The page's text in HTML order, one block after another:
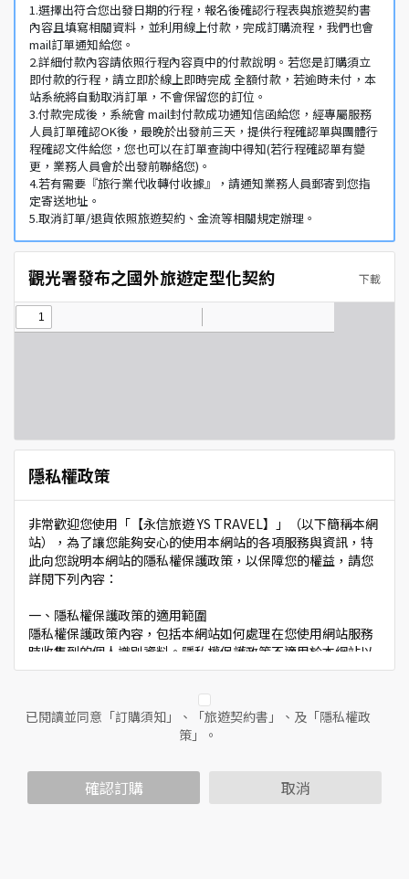
1.選擇出符合您出發日期的行程，報名後確認行程表與旅遊契約書
內容且填寫相關資料，並利用線上付款，完成訂購流程，我們也會
mail訂單通知給您。
2.詳細付款內容請依照行程內容頁中的付款說明。若您是訂購須立
即付款的行程，請立即於線上即時完成 全額付款，若逾時未付，本
站系統將自動取消訂單，不會保留您的訂位。
3.付款完成後，系統會 mail封付款成功通知信函給您，經專屬服務
人員訂單確認OK後，最晚於出發前三天，提供行程確認單與團體行
程確認文件給您，您也可以在訂單查詢中得知(若行程確認單有變
更，業務人員會於出發前聯絡您)。
4.若有需要『旅行業代收轉付收據』，請通知業務人員郵寄到您指
定寄送地址。
5.取消訂單/退貨依照旅遊契約、金流等相關規定辦理。
觀光署發布之國外旅遊定型化契約 下載
隱私權政策
非常歡迎您使用「【永信旅遊 YS TRAVEL】」（以下簡稱本網
站），為了讓您能夠安心的使用本網站的各項服務與資訊，特
此向您說明本網站的隱私權保護政策，以保障您的權益，請您
詳閱下列內容：
一、隱私權保護政策的適用範圍
隱私權保護政策內容，包括本網站如何處理在您使用網站服務
時收集到的個人識別資料。隱私權保護政策不適用於本網站以
外的相關連結網站，也不適用於非本網站所委託或參與管理的
二、個人資料的蒐集、處理及利用方式
當您造訪本網站或使用本網站所提供之功能服務時，我們將視
範圍內處理及利用您的個人資料；非經您書面同意，本網站不
會將個人資料用於其他用途。
已閱讀並同意「訂購須知」、「旅遊契約書」、及「隱私權政
策」。
確認訂購 取消